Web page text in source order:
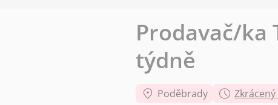
Prodavač/ka
týdně
Poděbrady